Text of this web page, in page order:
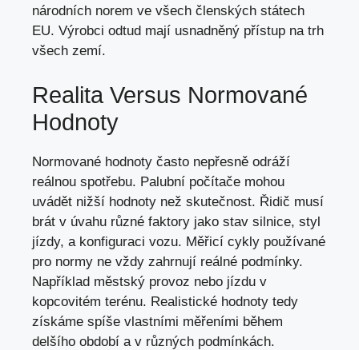
národních norem ve všech členských státech
EU. Výrobci odtud mají usnadněný přístup na trh
všech zemí.
Realita Versus Normované
Hodnoty
Normované hodnoty často nepřesně odráží
reálnou spotřebu. Palubní počítače mohou
uvádět nižší hodnoty než skutečnost. Řidič musí
brát v úvahu různé faktory jako stav silnice, styl
jízdy, a konfiguraci vozu. Měřicí cykly používané
pro normy ne vždy zahrnují reálné podmínky.
Například městský provoz nebo jízdu v
kopcovitém terénu. Realistické hodnoty tedy
získáme spíše vlastními měřeními během
delšího období a v různých podmínkách.